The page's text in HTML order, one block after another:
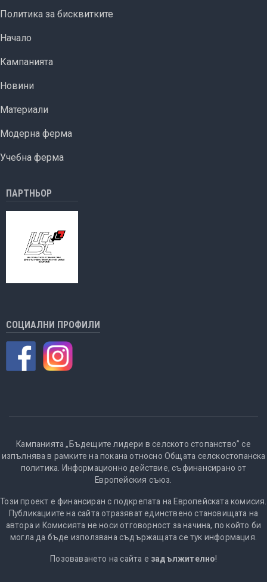
хил.
FOOTER MENU
Политика за бисквитките
ОСНОВНА НАВИГАЦИЯ
Начало
Кампанията
Новини
Материали
Модерна ферма
Учебна ферма
ПАРТНЬОР
СОЦИАЛНИ ПРОФИЛИ
Кампанията „Бъдещите лидери в селското стопанство” се
изпълнява в рамките на покана относно Общата селскостопанска
политика. Информационно действие, съфинансирано от
Европейския съюз.
Този проект е финансиран с подкрепата на Европейската комисия.
Публикациите на сайта отразяват единствено становищата на
автора и Комисията не носи отговорност за начина, по който би
могла да бъде използвана съдържащата се тук информация.
Позоваването на сайта е задължително!